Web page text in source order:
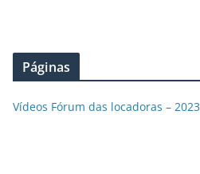
Páginas
Vídeos Fórum das locadoras – 2023